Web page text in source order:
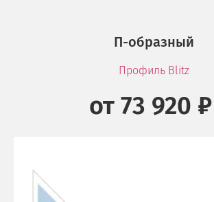
П-образный
Профиль Blitz
от 73 920 ₽